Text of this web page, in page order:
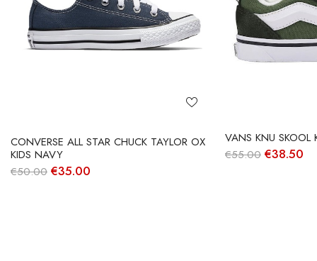
CONVERSE ALL STAR CHUCK TAYLOR OX
KIDS NAVY
€50.00 O
€35.00
VANS KNU SKOOL
€55.00 O
€38.50